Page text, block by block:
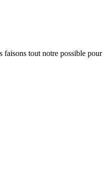
tout notre possible